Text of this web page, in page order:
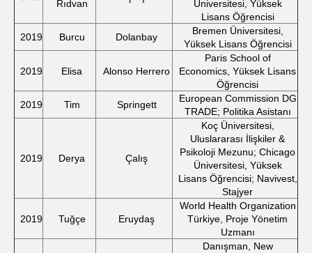
Rıdvan
Üniversitesi, Yüksek
Lisans Öğrencisi
2019
Burcu Dolanbay
Bremen Üniversitesi,
Yüksek Lisans Öğrencisi
2019 Elisa Alonso Herrero
Paris School of
Economics, Yüksek Lisans
Öğrencisi
2019
Tim Springett
European Commission DG
TRADE; Politika Asistanı
2019 Derya Çalış
Koç Üniversitesi,
Uluslararası İlişkiler &
Psikoloji Mezunu; Chicago
Üniversitesi, Yüksek
Lisans Öğrencisi; Navivest,
Stajyer
2019 Tuğçe Eruydaş
World Health Organization
Türkiye, Proje Yönetim
Uzmanı
Danışman, New